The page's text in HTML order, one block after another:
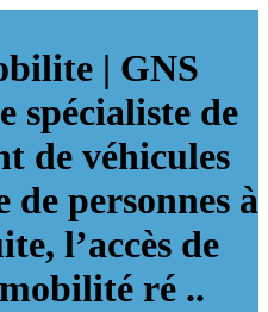
| GNS
spécialiste de
de véhicules
personnes à
l’accès de
ré ..